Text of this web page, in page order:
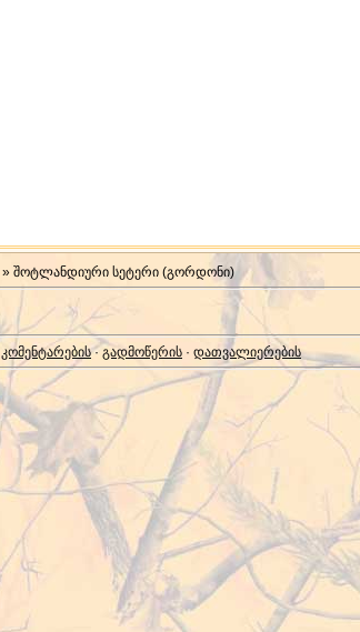
» შოტლანდიური სეტერი (გორდონი)
კომენტარების· გადმოწერის · დათვალიერების